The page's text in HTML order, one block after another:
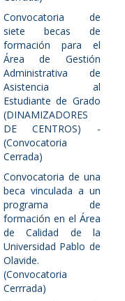
Convocatoria de
siete becas de
formación para el
Área de Gestión
Administrativa de
Asistencia al
Estudiante de Grado
(DINAMIZADORES
DE CENTROS) -
(Convocatoria
Cerrada)
Convocatoria de una
beca vinculada a un
programa de
formación en el Área
de Calidad de la
Universidad Pablo de
Olavide.
(Convocatoria
Cerrrada)